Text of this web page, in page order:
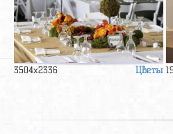
3504x2336 Цветы